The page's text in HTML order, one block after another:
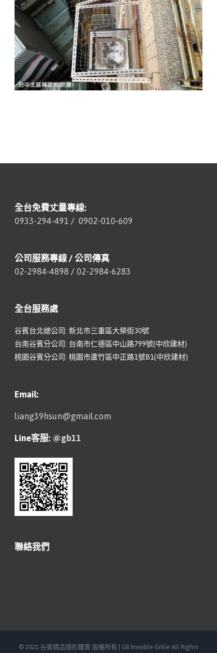
Date
全台免費丈量專線:
0933-294-491 / 0902-010-609
公司服務專線 / 公司傳真
02-2984-4898 / 02-2984-6283
全台服務處
谷賓台北總公司: 新北市三重區大榮街30號
台南谷賓分公司: 台南市仁德區中山路799號(中欣建材)
桃園谷賓分公司: 桃園市蘆竹區中正路1號B1(中欣建材)
Email:
liang39hsun@gmail.com
Line客服: @gb11
聯絡我們
© 2021 谷賓精品隱形鐵窗 版權所有 | GB Invisible Grille All Rights